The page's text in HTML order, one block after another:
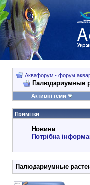
Аквафорум - форум
Палюдариумные
Активні теми
Примітки
...
Новини
Потрібна
Палюдариумные